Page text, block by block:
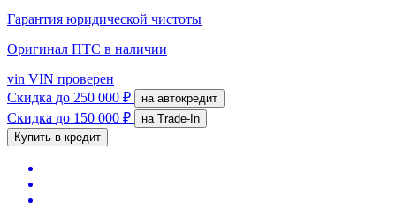
Гарантия юридической чистоты
Оригинал ПТС в наличии
vin VIN проверен
Скидка до 250 000 ₽ на автокредит
Скидка до 150 000 ₽
на Trade-In
Купить в кредит